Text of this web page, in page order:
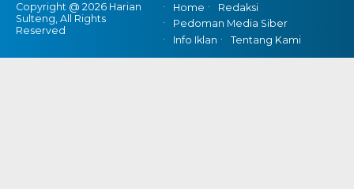
Copyright @ 2026 Harian
Sulteng, All Rights
Reserved
Home
Redaksi
Pedoman Media Siber
Info Iklan
Tentang Kami